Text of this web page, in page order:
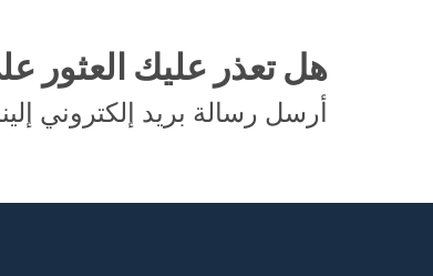
هل تعذر عليك العثور
أرسل رسالة بريد إلكتروني